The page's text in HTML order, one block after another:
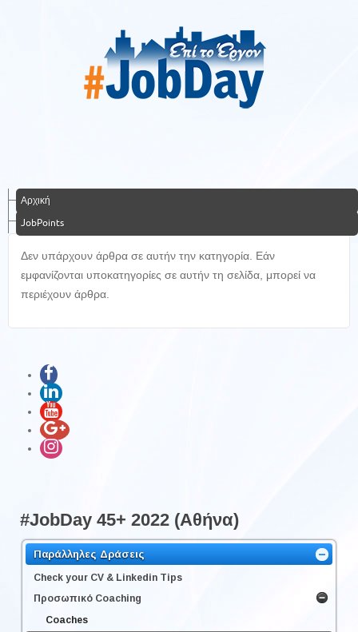
Αρχική
JobPoints
Δεν υπάρχουν άρθρα σε αυτήν την κατηγορία. Εάν
εμφανίζονται υποκατηγορίες σε αυτήν τη σελίδα, μπορεί να
περιέχουν άρθρα.
#JobDay 45+ 2022 (Αθήνα)
Παράλληλες Δράσεις
Check your CV & Linkedin Tips
Προσωπικό Coaching
Coaches